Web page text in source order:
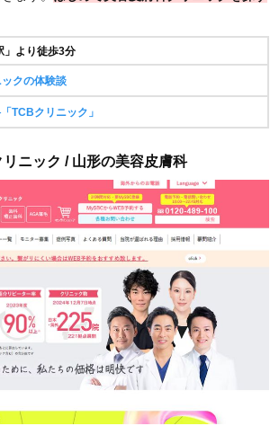
」より徒歩3分
クの体験談
TCBクリニック」
ニック / 山形の美容皮膚科